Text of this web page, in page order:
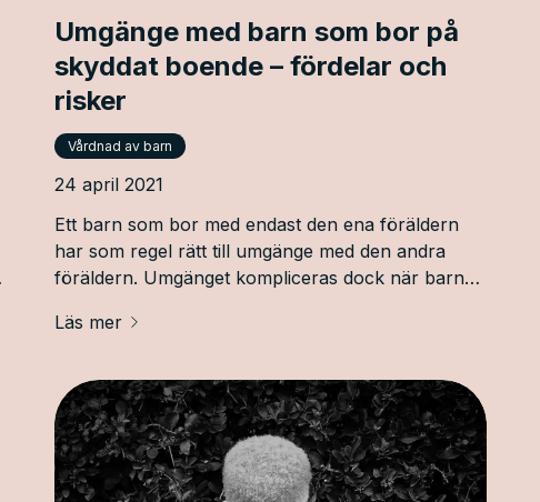
Umgänge med barn som bor på
skyddat boende – fördelar och
risker
Vårdnad av barn
24 april 2021
Ett barn som bor med endast den ena föräldern
har som regel rätt till umgänge med den andra
föräldern. Umgänget kompliceras dock när barnet
Ofta är anledningen till att de bor på skyddat
från den andra föräldern. Umgänget försvåras
ytterligare om barnet och boendeföräldern
dessutom har skyddade personuppgifter och
hemlig adress. Vem vad händer med barnets rätt till
umgänge?
Läs mer